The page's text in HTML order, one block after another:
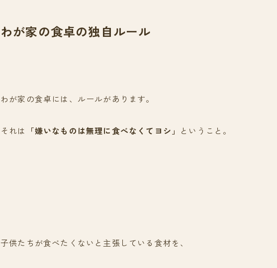
わが家の食卓の独自ルール
わが家の食卓には、ルールがあります。
それは 「嫌いなものは無理に食べなくてヨシ」 ということ。
子供たちが食べたくないと主張している食材を、